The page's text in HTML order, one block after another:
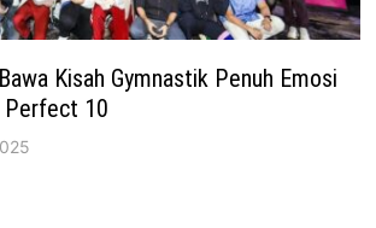
Kisah Gymnastik Penuh Emosi
Perfect 10